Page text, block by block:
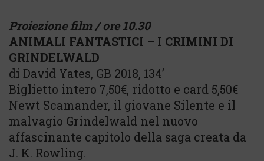
Proiezione film / ore 10.30
ANIMALI FANTASTICI – I CRIMINI DI
GRINDELWALD
di David Yates, GB 2018, 134’
Biglietto intero 7,50€, ridotto e card 5,50€
Newt Scamander, il giovane Silente e il
malvagio Grindelwald nel nuovo
affascinante capitolo della saga creata da
J. K. Rowling.